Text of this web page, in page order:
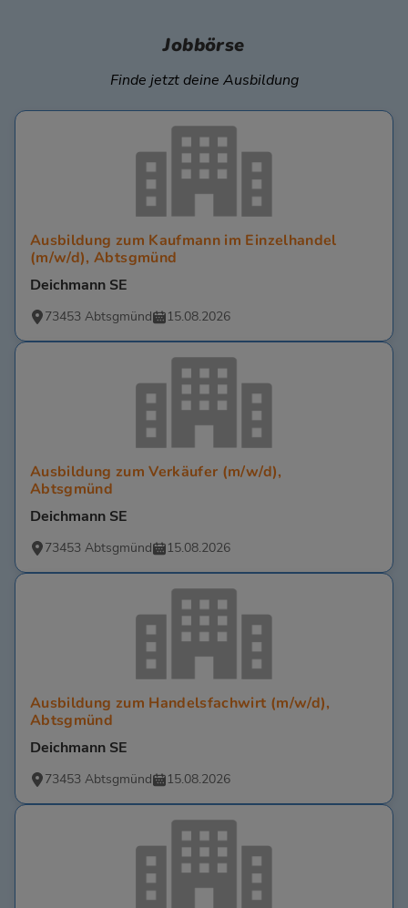
Jobbörse
Finde jetzt deine Ausbildung
Ausbildung zum Kaufmann im Einzelhandel
(m/w/d), Abtsgmünd
Deichmann SE
73453 Abtsgmünd 15.08.2026
Ausbildung zum Verkäufer (m/w/d),
Abtsgmünd
Deichmann SE
73453 Abtsgmünd 15.08.2026
Ausbildung zum Handelsfachwirt (m/w/d),
Abtsgmünd
Deichmann SE
73453 Abtsgmünd 15.08.2026